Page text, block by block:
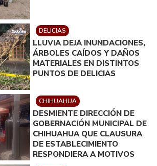
DELICIAS
LLUVIA DEJA INUNDACIONES,
ÁRBOLES CAÍDOS Y DAÑOS
MATERIALES EN DISTINTOS
PUNTOS DE DELICIAS
CHIHUAHUA
DESMIENTE DIRECCIÓN DE
GOBERNACIÓN MUNICIPAL DE
CHIHUAHUA QUE CLAUSURA
DE ESTABLECIMIENTO
RESPONDIERA A MOTIVOS